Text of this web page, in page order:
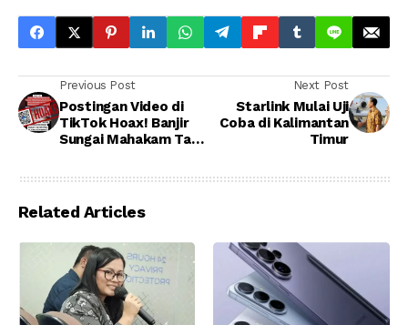
Previous Post
Postingan Video di
TikTok Hoax! Banjir
Sungai Mahakam Tak
Next Post
Starlink Mulai Uji
Coba di Kalimantan
Timur
Related Articles